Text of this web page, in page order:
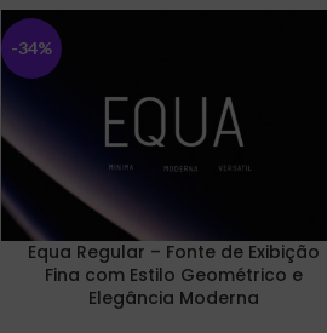
-34%
Equa Regular – Fonte de Exibição
Fina com Estilo Geométrico e
Elegância Moderna